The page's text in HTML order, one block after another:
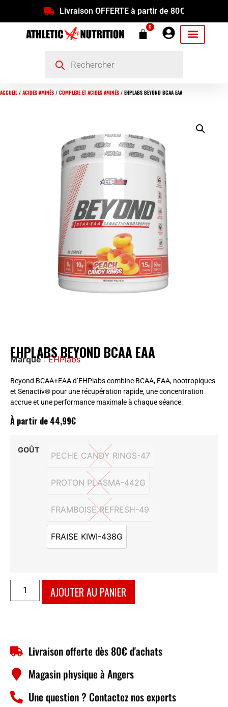
Livraison OFFERTE à partir de 80€
0
ACCUEIL/ ACIDES AMINÉS / COMPLEXE ET ACIDES AMINÉS / EHPLABS BEYOND BCAA EAA
EHPLABS BEYOND BCAA EAA
Marque:EHPlabs
Beyond BCAA+EAA d’EHPlabs combine BCAA, EAA, nootropiques
et Senactiv® pour une récupération rapide, une concentration
accrue et une performance maximale à chaque séance.
À partir de 44,99€
GOÛT
PECHE CANDY RINGS-47
PECHE CANDY RINGS-47
PROTON PLASMA-442G
PROTON PLASMA-442G
FRAMBOISE REFRESH-49
FRAMBOISE REFRESH-49
FRAISE KIWI-438G
FRAISE KIWI-438G
AJOUTER AU PANIER
Livraison offerte dès 80€ d'achats
Magasin physique à Angers
Une question ? Contactez nos experts